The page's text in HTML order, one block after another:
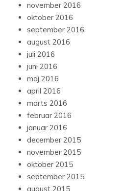
november 2016
oktober 2016
september 2016
august 2016
juli 2016
juni 2016
maj 2016
april 2016
marts 2016
februar 2016
januar 2016
december 2015
november 2015
oktober 2015
september 2015
august 2015